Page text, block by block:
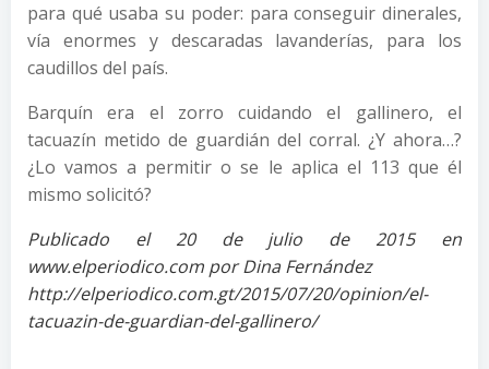
para qué usaba su poder: para conseguir dinerales,
vía enormes y descaradas lavanderías, para los
caudillos del país.
Barquín era el zorro cuidando el gallinero, el
tacuazín metido de guardián del corral. ¿Y ahora…?
¿Lo vamos a permitir o se le aplica el 113 que él
mismo solicitó?
Publicado el 20 de julio de 2015 en
www.elperiodico.com por Dina Fernández
http://elperiodico.com.gt/2015/07/20/opinion/el-
tacuazin-de-guardian-del-gallinero/